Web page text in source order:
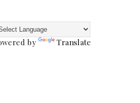
by Translate